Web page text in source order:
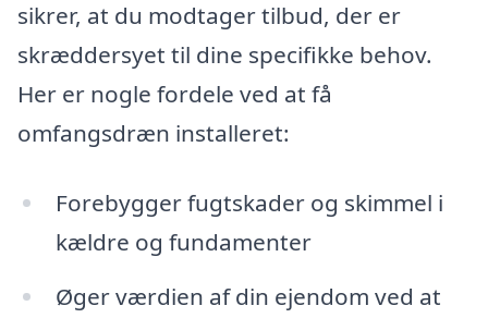
sikrer, at du modtager tilbud, der er
skræddersyet til dine specifikke behov.
Her er nogle fordele ved at få
omfangsdræn installeret:
Forebygger fugtskader og skimmel i
kældre og fundamenter
Øger værdien af din ejendom ved at